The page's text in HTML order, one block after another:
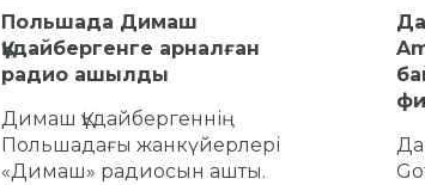
Польшада Димаш
Құдайбергенге арналған
радио ашылды
Димаш Құдайбергеннің
Польшадағы жанкүйерлері
«Димаш» радиосын ашты.